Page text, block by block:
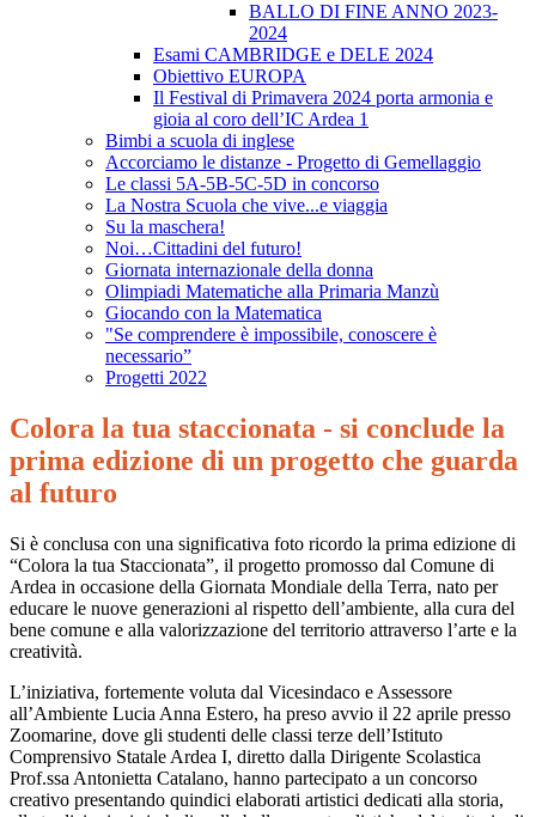
BALLO DI FINE ANNO 2023-
2024
Esami CAMBRIDGE e DELE 2024
Obiettivo EUROPA
Il Festival di Primavera 2024 porta armonia e
gioia al coro dell’IC Ardea 1
Bimbi a scuola di inglese
Accorciamo le distanze - Progetto di Gemellaggio
Le classi 5A-5B-5C-5D in concorso
La Nostra Scuola che vive...e viaggia
Su la maschera!
Noi…Cittadini del futuro!
Giornata internazionale della donna
Olimpiadi Matematiche alla Primaria Manzù
Giocando con la Matematica
"Se comprendere è impossibile, conoscere è
necessario”
Progetti 2022
Colora la tua staccionata - si conclude la
prima edizione di un progetto che guarda
al futuro
Si è conclusa con una significativa foto ricordo la prima edizione di
“Colora la tua Staccionata”, il progetto promosso dal Comune di
Ardea in occasione della Giornata Mondiale della Terra, nato per
educare le nuove generazioni al rispetto dell’ambiente, alla cura del
bene comune e alla valorizzazione del territorio attraverso l’arte e la
creatività.
L’iniziativa, fortemente voluta dal Vicesindaco e Assessore
all’Ambiente Lucia Anna Estero, ha preso avvio il 22 aprile presso
Zoomarine, dove gli studenti delle classi terze dell’Istituto
Comprensivo Statale Ardea I, diretto dalla Dirigente Scolastica
Prof.ssa Antonietta Catalano, hanno partecipato a un concorso
creativo presentando quindici elaborati artistici dedicati alla storia,